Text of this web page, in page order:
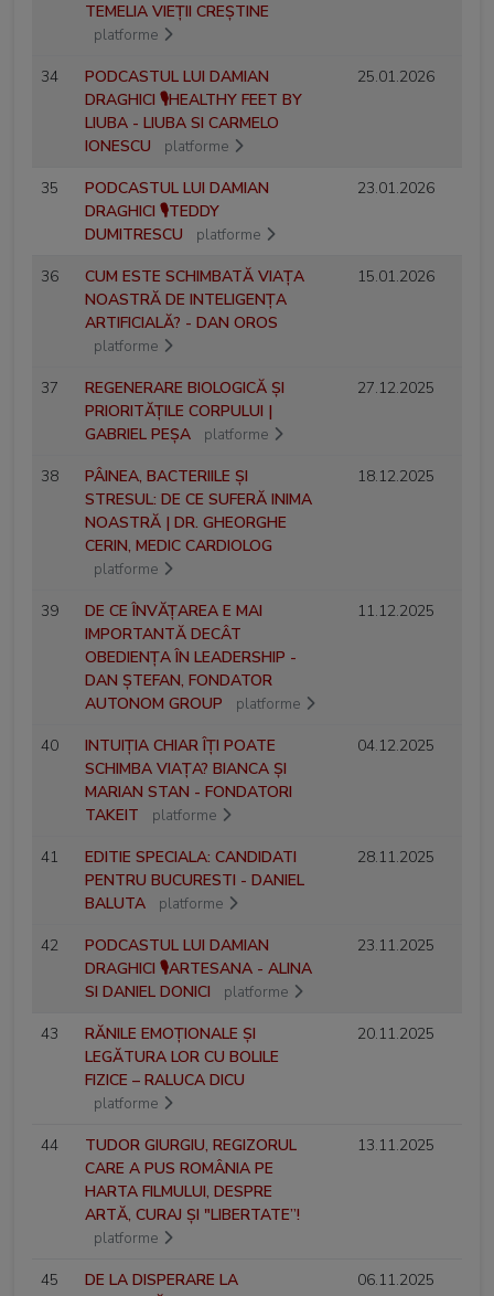
TEMELIA VIEȚII CREȘTINE
platforme
34
PODCASTUL LUI DAMIAN
DRAGHICI 🎙️HEALTHY FEET BY
LIUBA - LIUBA SI CARMELO
IONESCU
platforme
25.01.2026
35
PODCASTUL LUI DAMIAN
DRAGHICI 🎙️TEDDY
DUMITRESCU
platforme
23.01.2026
36
CUM ESTE SCHIMBATĂ VIAȚA
NOASTRĂ DE INTELIGENȚA
ARTIFICIALĂ? - DAN OROS
platforme
15.01.2026
37
REGENERARE BIOLOGICĂ ȘI
PRIORITĂȚILE CORPULUI |
GABRIEL PEȘA
platforme
27.12.2025
38
PÂINEA, BACTERIILE ȘI
STRESUL: DE CE SUFERĂ INIMA
NOASTRĂ | DR. GHEORGHE
CERIN, MEDIC CARDIOLOG
platforme
18.12.2025
39
DE CE ÎNVĂȚAREA E MAI
IMPORTANTĂ DECÂT
OBEDIENȚA ÎN LEADERSHIP -
DAN ȘTEFAN, FONDATOR
AUTONOM GROUP
platforme
11.12.2025
40
INTUIȚIA CHIAR ÎȚI POATE
SCHIMBA VIAȚA? BIANCA ȘI
MARIAN STAN - FONDATORI
TAKEIT
platforme
04.12.2025
41
EDITIE SPECIALA: CANDIDATI
PENTRU BUCURESTI - DANIEL
BALUTA
platforme
28.11.2025
42
PODCASTUL LUI DAMIAN
DRAGHICI 🎙️ARTESANA - ALINA
SI DANIEL DONICI
platforme
23.11.2025
43
RĂNILE EMOȚIONALE ȘI
LEGĂTURA LOR CU BOLILE
FIZICE – RALUCA DICU
platforme
20.11.2025
44
TUDOR GIURGIU, REGIZORUL
CARE A PUS ROMÂNIA PE
HARTA FILMULUI, DESPRE
ARTĂ, CURAJ ȘI "LIBERTATE”!
platforme
13.11.2025
45
DE LA DISPERARE LA
06.11.2025